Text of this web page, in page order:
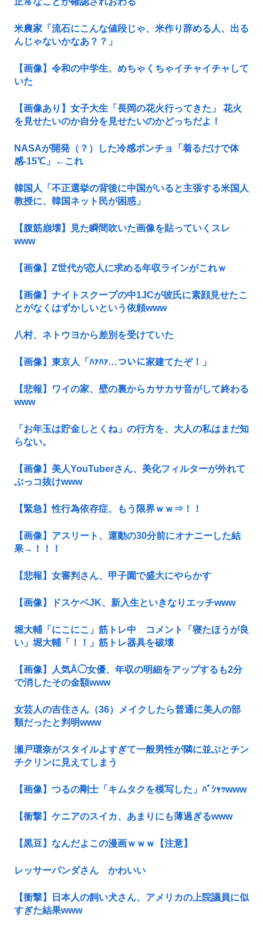
米農家「流石にこんな値段じゃ、米作り辞める人、出る
んじゃないかなあ？？」
【画像】令和の中学生、めちゃくちゃイチャイチャして
いた
【画像あり】女子大生「長岡の花火行ってきた」 花火
を見せたいのか自分を見せたいのかどっちだよ！
NASAが開発（？）した冷感ポンチョ「着るだけで体
感-15℃」←これ
韓国人「不正選挙の背後に中国がいると主張する米国人
教授に、韓国ネット民が困惑」
【腹筋崩壊】見た瞬間吹いた画像を貼っていくスレ
www
【画像】Z世代が恋人に求める年収ラインがこれｗ
【画像】ナイトスクープの中1JCが彼氏に素顔見せたこ
とがなくはずかしいという依頼www
八村、ネトウヨから差別を受けていた
【画像】東京人「ﾊｧﾊｧ…ついに家建てたぞ！」
【悲報】ワイの家、壁の裏からカサカサ音がして終わる
www
「お年玉は貯金しとくね」の行方を、大人の私はまだ知
らない。
【画像】美人YouTuberさん、美化フィルターが外れて
ぶっコ抜けwww
【緊急】性行為依存症、もう限界ｗｗ⇒！！
【画像】アスリート、運動の30分前にオナニーした結
果→！！！
【悲報】女審判さん、甲子園で盛大にやらかす
【画像】ドスケベJK、新入生といきなりエッチwww
堀大輔「にこにこ」筋トレ中 コメント「寝たほうが良
い」堀大輔「！！」筋トレ器具を破壊
【画像】人気Å◯女優、年収の明細をアップするも2分
で消したその金額www
女芸人の吉住さん（36）メイクしたら普通に美人の部
類だったと判明www
瀬戸環奈がスタイルよすぎて一般男性が隣に並ぶとチン
チクリンに見えてしまう
【画像】つるの剛士「キムタクを模写した」ﾊﾟｼｬｯwww
【衝撃】ケニアのスイカ、あまりにも薄過ぎるwww
【黒豆】なんだよこの漫画ｗｗｗ【注意】
レッサーパンダさん かわいい
【衝撃】日本人の飼い犬さん、アメリカの上院議員に似
すぎた結果www